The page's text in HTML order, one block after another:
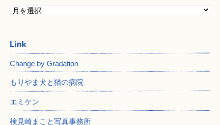
Change by Gradation
もりやま犬と猫の病院
エミケン
検見崎まこと写真事務所